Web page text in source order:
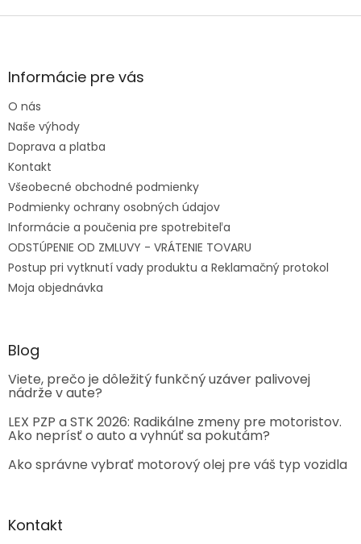
Zápätie
Informácie pre vás
O nás
Naše výhody
Doprava a platba
Kontakt
Všeobecné obchodné podmienky
Podmienky ochrany osobných údajov
Informácie a poučenia pre spotrebiteľa
ODSTÚPENIE OD ZMLUVY - VRÁTENIE TOVARU
Postup pri vytknutí vady produktu a Reklamačný protokol
Moja objednávka
Blog
Viete, prečo je dôležitý funkčný uzáver palivovej
nádrže v aute?
LEX PZP a STK 2026: Radikálne zmeny pre motoristov.
Ako neprísť o auto a vyhnúť sa pokutám?
Ako správne vybrať motorový olej pre váš typ vozidla
Kontakt